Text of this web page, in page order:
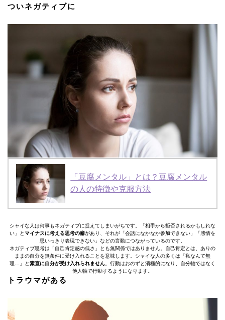
ついネガティブに
「豆腐メンタル」とは？豆腐メンタル
の人の特徴や克服方法
シャイな人は何事もネガティブに捉えてしまいがちです。「相手から拒否されるかもしれな
い」とマイナスに考える思考の癖があり、それが「会話になかなか参加できない」「感情を
思いっきり表現できない」などの言動につながっているのです。
ネガティブ思考は「自己肯定感の低さ」とも無関係ではありません。自己肯定とは、ありの
ままの自分を無条件に受け入れることを意味します。シャイな人の多くは「私なんて無
理…」と素直に自分が受け入れられません 。行動はおのずと消極的になり、自分軸ではなく
他人軸で行動するようになります。
トラウマがある